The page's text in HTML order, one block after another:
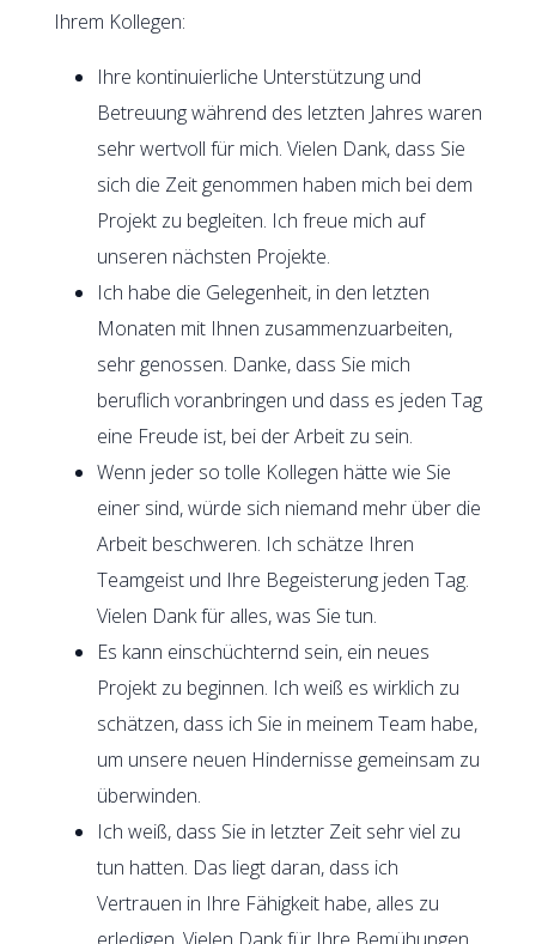
Ihrem Kollegen:
Ihre kontinuierliche Unterstützung und
Betreuung während des letzten Jahres waren
sehr wertvoll für mich. Vielen Dank, dass Sie
sich die Zeit genommen haben mich bei dem
Projekt zu begleiten. Ich freue mich auf
unseren nächsten Projekte.
Ich habe die Gelegenheit, in den letzten
Monaten mit Ihnen zusammenzuarbeiten,
sehr genossen. Danke, dass Sie mich
beruflich voranbringen und dass es jeden Tag
eine Freude ist, bei der Arbeit zu sein.
Wenn jeder so tolle Kollegen hätte wie Sie
einer sind, würde sich niemand mehr über die
Arbeit beschweren. Ich schätze Ihren
Teamgeist und Ihre Begeisterung jeden Tag.
Vielen Dank für alles, was Sie tun.
Es kann einschüchternd sein, ein neues
Projekt zu beginnen. Ich weiß es wirklich zu
schätzen, dass ich Sie in meinem Team habe,
um unsere neuen Hindernisse gemeinsam zu
überwinden.
Ich weiß, dass Sie in letzter Zeit sehr viel zu
tun hatten. Das liegt daran, dass ich
Vertrauen in Ihre Fähigkeit habe, alles zu